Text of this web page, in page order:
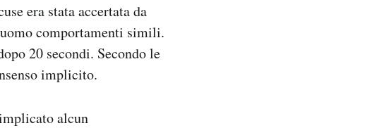
era stata accertata da
comportamenti simili.
20 secondi. Secondo le
implicito.
alcun